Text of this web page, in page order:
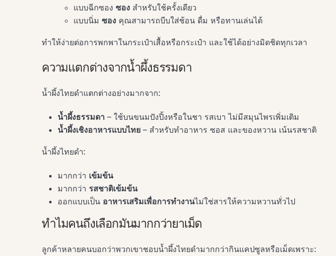
แบบฉีกซอง ซอง สำหรับใช้ครั้งเดียว
แบบนิ่ม ซอง คุณสามารถบีบใส่ช้อน ดื่ม หรือทานเล่นได้
ทำให้ง่ายต่อการพกพาในกระเป๋าเสื้อหรือกระเป๋า และใช้ได้อย่างมิดชิดทุกเวลา
ความแตกต่างจากน้ำผึ้งธรรมดา
น้ำผึ้งไทยดำแตกต่างอย่างมากจาก:
น้ำผึ้งธรรมดา – ใช้บนขนมปังปิ้งหรือในชา รสเบา ไม่มีสมุนไพรเพิ่มเติม
น้ำผึ้งเชิงอาหารแบบไทย – สำหรับทำอาหาร ซอส และของหวาน เน้นรสชาติ
น้ำผึ้งไทยดำ:
มากกว่า เข้มข้น
มากกว่า รสชาติเข้มข้น
ออกแบบเป็น อาหารเสริมเพื่อการทำงานไม่ใช่สารให้ความหวานทั่วไป
ทำไมคนถึงเลือกมันมากกว่ายาเม็ด
ลูกค้าหลายคนบอกว่าพวกเขาชอบน้ำผึ้งไทยดำมากกว่ากินแคปซูลหรือเม็ดเพราะ: